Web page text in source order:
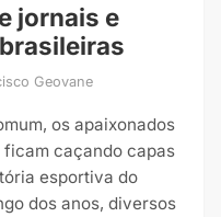
jornais e
Geovane
os apaixonados
ficam caçando capas
esportiva do
dos anos, diversos